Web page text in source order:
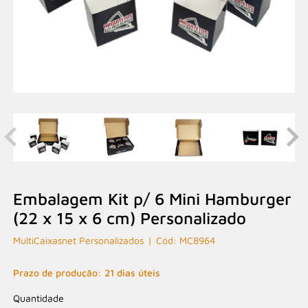
Embalagem Kit p/ 6 Mini Hamburger
(22 x 15 x 6 cm) Personalizado
MultiCaixasnet Personalizados MC8964
Prazo de produção: 21 dias úteis
Quantidade